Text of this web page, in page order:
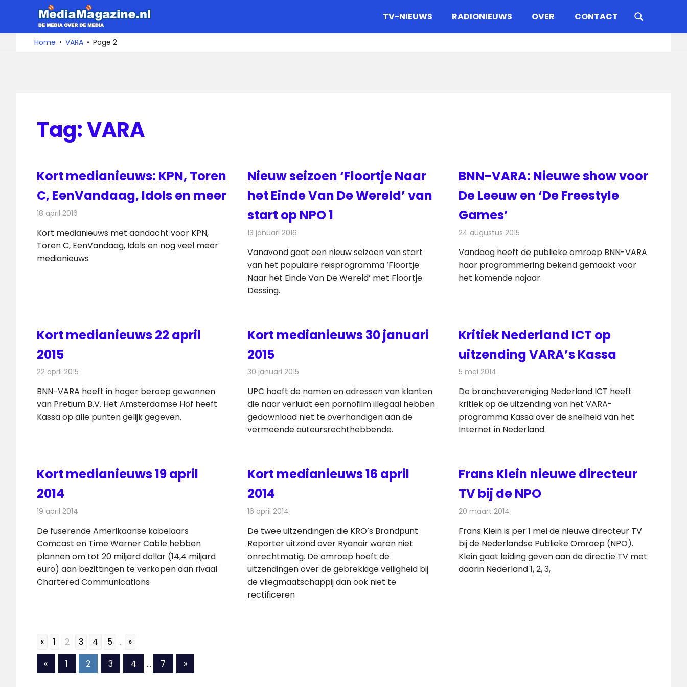
de
De
media
over
TV-NIEUWS RADIONIEUWS OVER CONTACT
Home VARA Page 2
Tag:VARA
Kort medianieuws: KPN, Toren
C, EenVandaag, Idols en meer
18 april 2016
Kort medianieuws met aandacht voor KPN,
Toren C, EenVandaag, Idols en nog veel meer
medianieuws
Nieuw seizoen ‘Floortje Naar
het Einde Van De Wereld’ van
start op NPO 1
13 januari 2016
Vanavond gaat een nieuw seizoen van start
van het populaire reisprogramma ‘Floortje
Naar het Einde Van De Wereld’ met Floortje
Dessing.
BNN-VARA: Nieuwe show voor
De Leeuw en ‘De Freestyle
Games’
24 augustus 2015
Vandaag heeft de publieke omroep BNN-VARA
haar programmering bekend gemaakt voor
het komende najaar.
Kort medianieuws 22 april
2015
22 april 2015
BNN-VARA heeft in hoger beroep gewonnen
van Pretium B.V. Het Amsterdamse Hof heeft
Kassa op alle punten gelijk gegeven.
Kort medianieuws 30 januari
2015
30 januari 2015
UPC hoeft de namen en adressen van klanten
die naar verluidt een pornofilm illegaal hebben
gedownload niet te overhandigen aan de
vermeende auteursrechthebbende.
Kritiek Nederland ICT op
uitzending VARA’s Kassa
5 mei 2014
De branchevereniging Nederland ICT heeft
kritiek op de uitzending van het VARA-
programma Kassa over de snelheid van het
Internet in Nederland.
Kort medianieuws 19 april
2014
19 april 2014
De fuserende Amerikaanse kabelaars
Comcast en Time Warner Cable hebben
plannen om tot 20 miljard dollar (14,4 miljard
euro) aan bezittingen te verkopen aan rivaal
Chartered Communications
Kort medianieuws 16 april
2014
16 april 2014
De twee uitzendingen die KRO’s Brandpunt
Reporter uitzond over Ryanair waren niet
onrechtmatig. De omroep hoeft de
uitzendingen over de gebrekkige veiligheid bij
de vliegmaatschappij dan ook niet te
rectificeren
Frans Klein nieuwe directeur
TV bij de NPO
20 maart 2014
Frans Klein is per 1 mei de nieuwe directeur TV
bij de Nederlandse Publieke Omroep (NPO).
Klein gaat leiding geven aan de directie TV met
daarin Nederland 1, 2, 3,
« 1 2 3 4 5 ... »
Berichten
«Vorige
berichten
1 2 3 4 … 7
Volgende
berichten
»